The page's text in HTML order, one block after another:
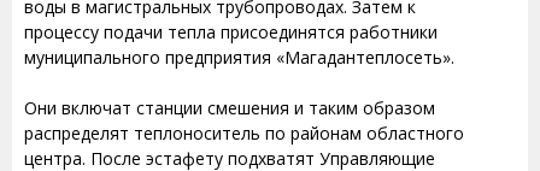
воды в магистральных трубопроводах. Затем к
процессу подачи тепла присоединятся работники
муниципального предприятия «Магадантеплосеть».
Они включат станции смешения и таким образом
распределят теплоноситель по районам областного
центра. После эстафету подхватят Управляющие